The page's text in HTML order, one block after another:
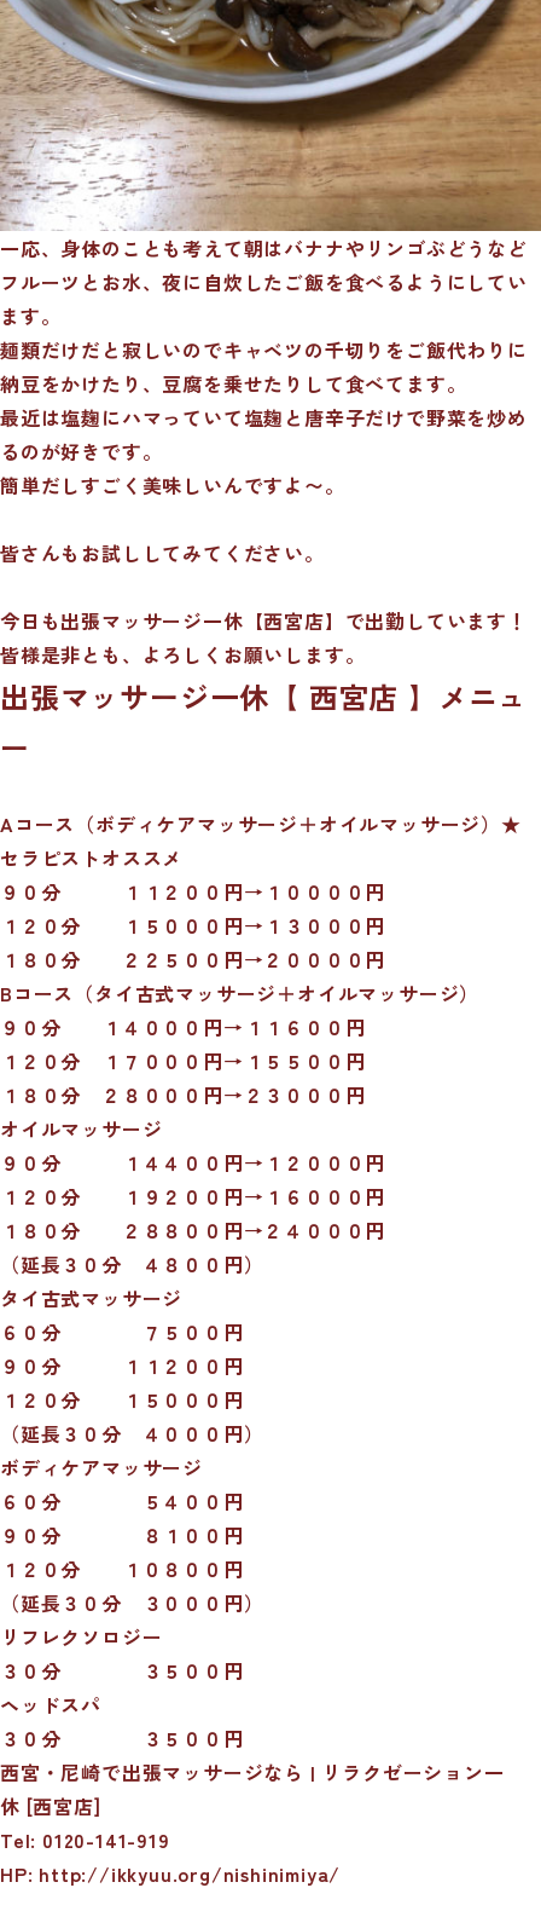
一応、身体のことも考えて朝はバナナやリンゴぶどうなど
フルーツとお水、夜に自炊したご飯を食べるようにしてい
ます。
麺類だけだと寂しいのでキャベツの千切りをご飯代わりに
納豆をかけたり、豆腐を乗せたりして食べてます。
最近は塩麹にハマっていて塩麹と唐辛子だけで野菜を炒め
るのが好きです。
簡単だしすごく美味しいんですよ〜。
皆さんもお試ししてみてください。
今日も出張マッサージ一休【西宮店】で出勤しています！
皆様是非とも、よろしくお願いします。
出張マッサージ一休【 西宮店 】メニュ
ー
Aコース（ボディケアマッサージ＋オイルマッサージ）★
セラピストオススメ
９０分 １１２００円→１００００円
１２０分 １５０００円→１３０００円
１８０分 ２２５００円→２００００円
Bコース（タイ古式マッサージ＋オイルマッサージ）
９０分 １４０００円→１１６００円
１２０分 １７０００円→１５５００円
１８０分 ２８０００円→２３０００円
オイルマッサージ
９０分 １４４００円→１２０００円
１２０分 １９２００円→１６０００円
１８０分 ２８８００円→２４０００円
（延長３０分 ４８００円）
タイ古式マッサージ
６０分 ７５００円
９０分 １１２００円
１２０分 １５０００円
（延長３０分 ４０００円）
ボディケアマッサージ
６０分 ５４００円
９０分 ８１００円
１２０分 １０８００円
（延長３０分 ３０００円）
リフレクソロジー
３０分 ３５００円
ヘッドスパ
３０分 ３５００円
西宮・尼崎で出張マッサージなら | リラクゼーション一
休 [西宮店]
Tel: 0120-141-919
HP: http://ikkyuu.org/nishinimiya/